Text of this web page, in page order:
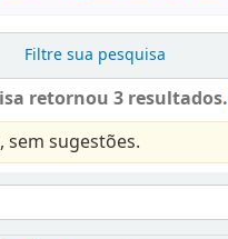
Filtre sua pesquisa
retornou 3 resultados.
sem sugestões.